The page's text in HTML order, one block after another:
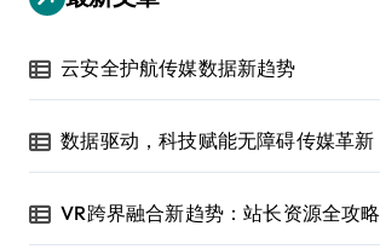
云安全护航传媒数据新趋势
数据驱动，科技赋能无障碍传媒革新
VR跨界融合新趋势：站长资源全攻略